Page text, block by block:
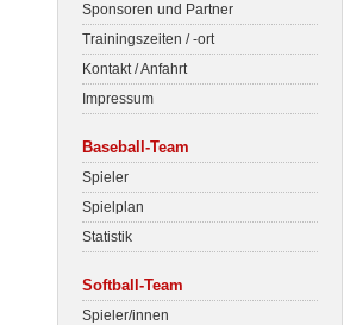
Sponsoren und Partner
Trainingszeiten / -ort
Kontakt / Anfahrt
Impressum
Baseball-Team
Spieler
Spielplan
Statistik
Softball-Team
Spieler/innen